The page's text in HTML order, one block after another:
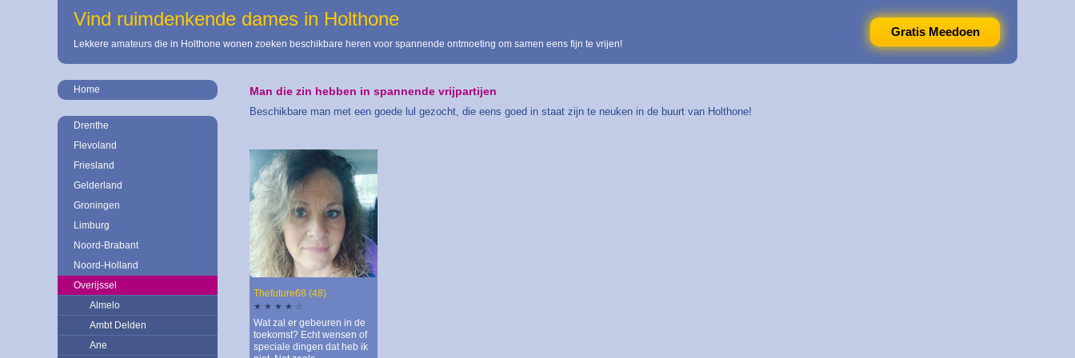
Gratis Meedoen
Vind ruimdenkende dames in Holthone
Lekkere amateurs die in Holthone wonen zoeken beschikbare heren voor spannende ontmoeting om samen eens fijn te vrijen!
Home
Drenthe
Flevoland
Friesland
Gelderland
Groningen
Limburg
Noord-Brabant
Noord-Holland
Overijssel
Almelo
Ambt Delden
Ane
Man die zin hebben in spannende vrijpartijen
Beschikbare man met een goede lul gezocht, die eens goed in staat zijn te neuken in de buurt van Holthone!
Thefuture68 (48)
★ ★ ★ ★ ☆
Wat zal er gebeuren in de
toekomst? Echt wensen of
speciale dingen dat heb ik